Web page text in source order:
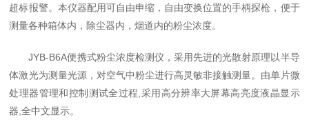
超标报警。本仪器配用可自由申缩，自由变换位置的手柄探枪，便于
测量各种箱体内，除尘器内，烟道内的粉尘浓度。
JYB-B6A便携式粉尘浓度检测仪，采用先进的光散射原理以半导
体激光为测量光源，对空气中粉尘进行高灵敏非接触测量。由单片微
处理器管理和控制测试全过程,采用高分辨率大屏幕高亮度液晶显示
器,全中文显示。